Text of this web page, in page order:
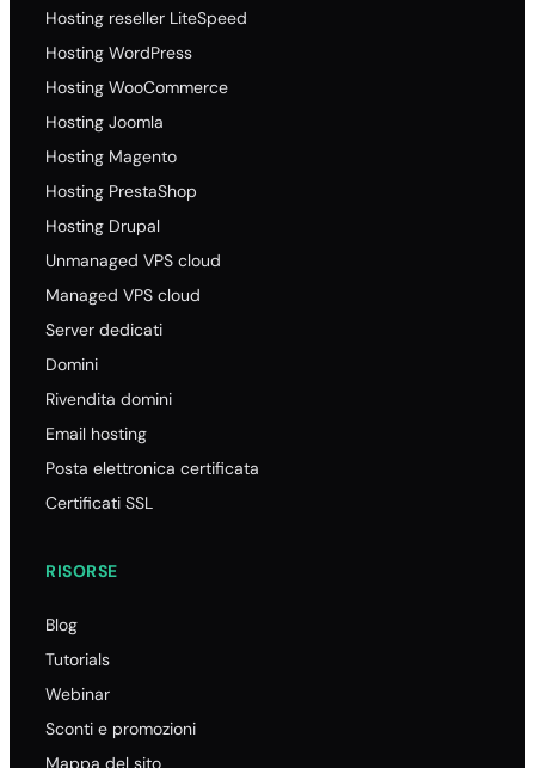
Hosting reseller LiteSpeed
Hosting WordPress
Hosting WooCommerce
Hosting Joomla
Hosting Magento
Hosting PrestaShop
Hosting Drupal
Unmanaged VPS cloud
Managed VPS cloud
Server dedicati
Domini
Rivendita domini
Email hosting
Posta elettronica certificata
Certificati SSL
RISORSE
Blog
Tutorials
Webinar
Sconti e promozioni
Mappa del sito